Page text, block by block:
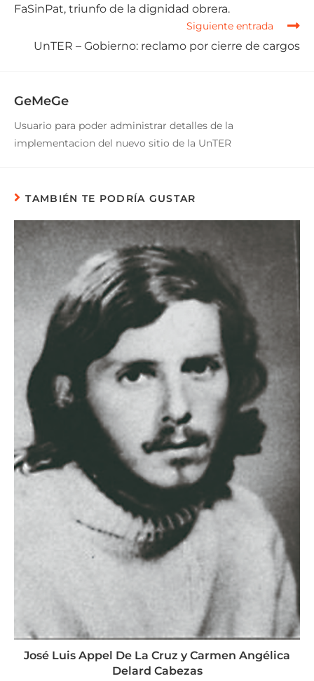
FaSinPat, triunfo de la dignidad obrera.
Siguiente entrada
UnTER – Gobierno: reclamo por cierre de cargos
GeMeGe
Usuario para poder administrar detalles de la
implementacion del nuevo sitio de la UnTER
TAMBIÉN TE PODRÍA GUSTAR
José Luis Appel De La Cruz y Carmen Angélica
Delard Cabezas